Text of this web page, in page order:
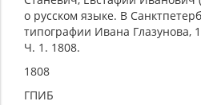
о русском языке. В
типографии Ивана Глазунова,
Ч. 1. 1808.
1808
ГПИБ